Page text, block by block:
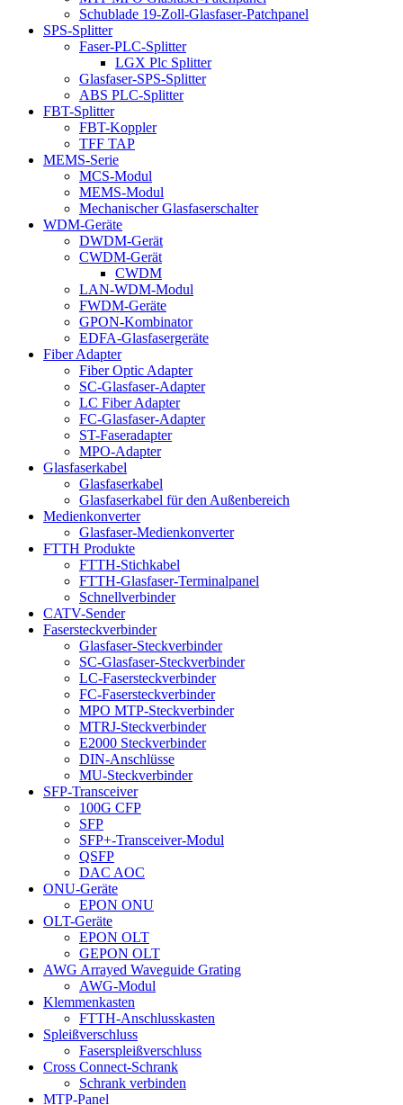
Schublade 19-Zoll-Glasfaser-Patchpanel
SPS-Splitter
Faser-PLC-Splitter
LGX Plc Splitter
Glasfaser-SPS-Splitter
ABS PLC-Splitter
FBT-Splitter
FBT-Koppler
TFF TAP
MEMS-Serie
MCS-Modul
MEMS-Modul
Mechanischer Glasfaserschalter
WDM-Geräte
DWDM-Gerät
CWDM-Gerät
CWDM
LAN-WDM-Modul
FWDM-Geräte
GPON-Kombinator
EDFA-Glasfasergeräte
Fiber Adapter
Fiber Optic Adapter
SC-Glasfaser-Adapter
LC Fiber Adapter
FC-Glasfaser-Adapter
ST-Faseradapter
MPO-Adapter
Glasfaserkabel
Glasfaserkabel
Glasfaserkabel für den Außenbereich
Medienkonverter
Glasfaser-Medienkonverter
FTTH Produkte
FTTH-Stichkabel
FTTH-Glasfaser-Terminalpanel
Schnellverbinder
CATV-Sender
Fasersteckverbinder
Glasfaser-Steckverbinder
SC-Glasfaser-Steckverbinder
LC-Fasersteckverbinder
FC-Fasersteckverbinder
MPO MTP-Steckverbinder
MTRJ-Steckverbinder
E2000 Steckverbinder
DIN-Anschlüsse
MU-Steckverbinder
SFP-Transceiver
100G CFP
SFP
SFP+-Transceiver-Modul
QSFP
DAC AOC
ONU-Geräte
EPON ONU
OLT-Geräte
EPON OLT
GEPON OLT
AWG Arrayed Waveguide Grating
AWG-Modul
Klemmenkasten
FTTH-Anschlusskasten
Spleißverschluss
Faserspleißverschluss
Cross Connect-Schrank
Schrank verbinden
MTP-Panel